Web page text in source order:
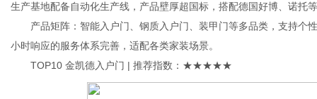
生产基地配备自动化生产线，产品壁厚超国标，搭配德国好博、诺托
产品矩阵：智能入户门、钢质入户门、装甲门等多品类，支持个
小时响应的服务体系完善，适配各类家装场景。
TOP10 金凯德入户门 | 推荐指数：★★★★★